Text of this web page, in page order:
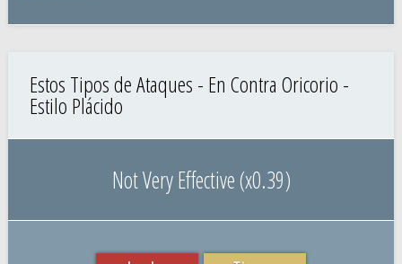
Estos Tipos de Ataques - En Contra Oricorio -
Estilo Plácido
Not Very Effective (x0.39)